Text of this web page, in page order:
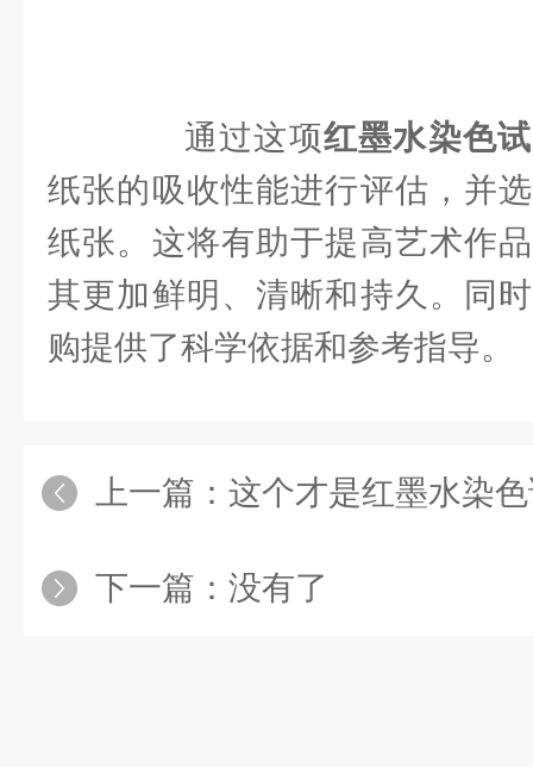
通过这项红墨水染色
纸张的吸收性能进行评估，并
纸张。这将有助于提高艺术作
其更加鲜明、清晰和持久。同
购提供了科学依据和参考指导。
上一篇： 这个才是红墨水染色
下一篇：没有了